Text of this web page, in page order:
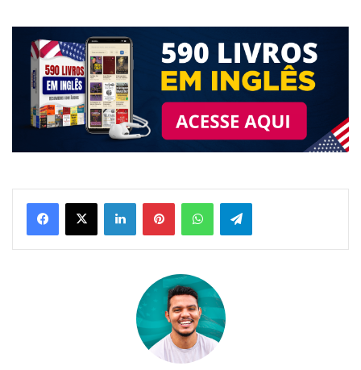
LinkedinPinterestWhatsAppTelegram